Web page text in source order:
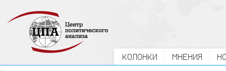
КОЛОНКИ МНЕНИЯ